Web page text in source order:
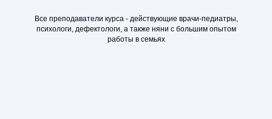
Все преподаватели курса - действующие врачи-педиатры,
психологи, дефектологи, а также няни с большим опытом
работы в семьях